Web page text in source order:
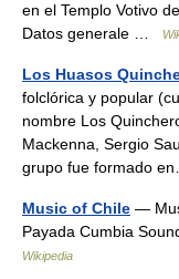
en el Templo Votivo
Datos generale …
Los Huasos
folclórica y popular
nombre Los
Mackenna, Sergio
grupo fue formado
Music of Chile —
Payada Cumbia
Wikipedia